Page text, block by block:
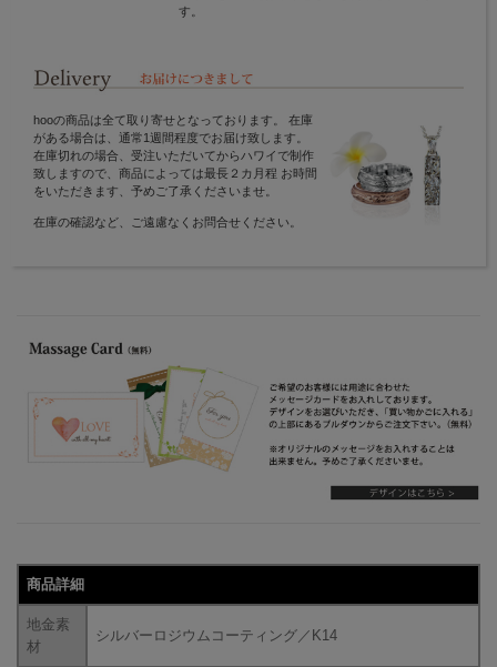
す。
hooの商品は全て取り寄せとなっております。 在庫
がある場合は、通常1週間程度でお届け致します。
在庫切れの場合、受注いただいてからハワイで制作
致しますので、商品によっては最長２カ月程 お時間
をいただきます、予めご了承くださいませ。
在庫の確認など、ご遠慮なくお問合せください。
商品詳細
地金素
材
シルバーロジウムコーティング／K14